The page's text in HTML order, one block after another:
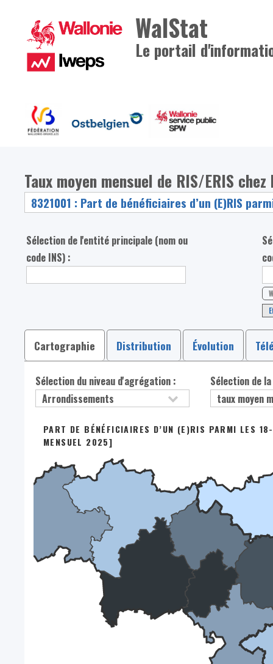
WalStat
Le portail
Taux moyen mensuel de RIS/ERIS
Sélection de l'entité principale (nom ou
code INS) :
Cartographie Distribution Évolution
Sélection du niveau d'agrégation : Sélection de
PART DE BÉNÉFICIAIRES D’UN (E)RIS PARMI LES
MENSUEL 2025]